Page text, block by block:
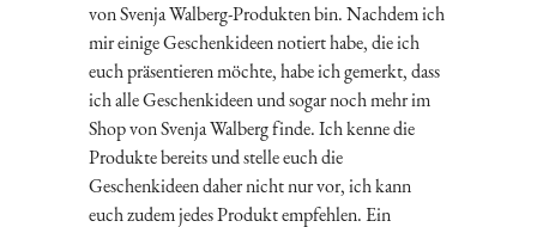
von Svenja Walberg-Produkten bin. Nachdem ich
mir einige Geschenkideen notiert habe, die ich
euch präsentieren möchte, habe ich gemerkt, dass
ich alle Geschenkideen und sogar noch mehr im
Shop von Svenja Walberg finde. Ich kenne die
Produkte bereits und stelle euch die
Geschenkideen daher nicht nur vor, ich kann
euch zudem jedes Produkt empfehlen. Ein